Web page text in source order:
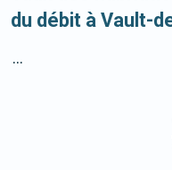
du débit à Vault-
...